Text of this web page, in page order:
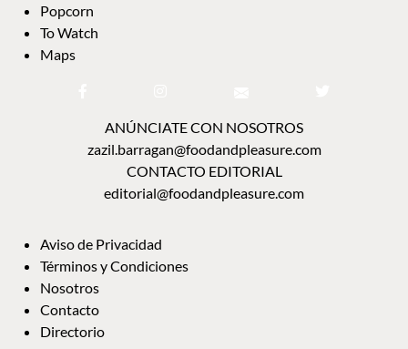
Popcorn
To Watch
Maps
ANÚNCIATE CON NOSOTROS
zazil.barragan@foodandpleasure.com
CONTACTO EDITORIAL
editorial@foodandpleasure.com
Aviso de Privacidad
Términos y Condiciones
Nosotros
Contacto
Directorio